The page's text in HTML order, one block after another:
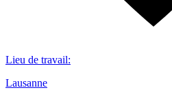
Lieu de travail:
Lausanne